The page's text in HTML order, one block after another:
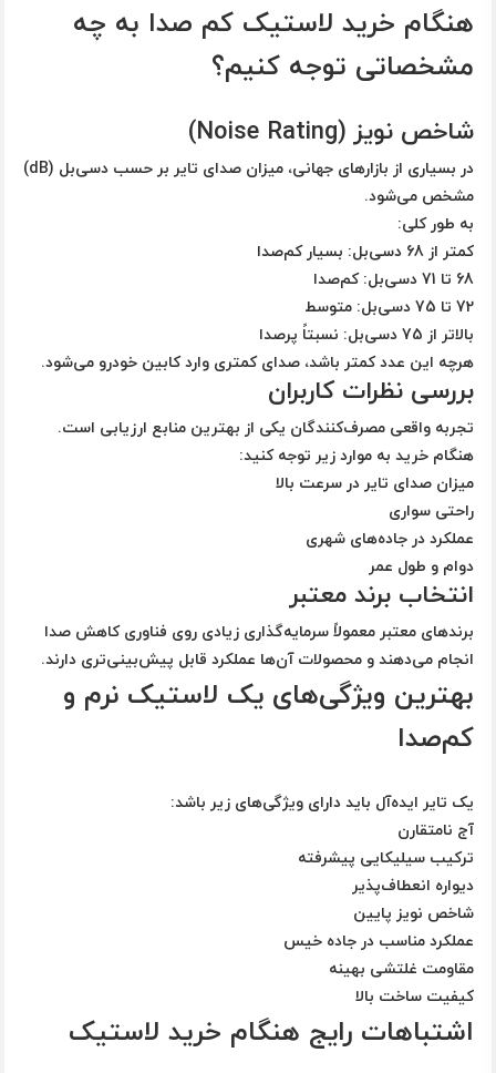
هنگام خرید لاستیک کم‌ صدا به چه
مشخصاتی توجه کنیم؟
شاخص نویز (Noise Rating)
در بسیاری از بازارهای جهانی، میزان صدای تایر بر حسب دسی‌بل (dB)
مشخص می‌شود.
به طور کلی:
کمتر از 68 دسی‌بل: بسیار کم‌صدا
68 تا 71 دسی‌بل: کم‌صدا
72 تا 75 دسی‌بل: متوسط
بالاتر از 75 دسی‌بل: نسبتاً پرصدا
هرچه این عدد کمتر باشد، صدای کمتری وارد کابین خودرو می‌شود.
بررسی نظرات کاربران
تجربه واقعی مصرف‌کنندگان یکی از بهترین منابع ارزیابی است.
هنگام خرید به موارد زیر توجه کنید:
میزان صدای تایر در سرعت بالا
راحتی سواری
عملکرد در جاده‌های شهری
دوام و طول عمر
انتخاب برند معتبر
برندهای معتبر معمولاً سرمایه‌گذاری زیادی روی فناوری کاهش صدا
انجام می‌دهند و محصولات آن‌ها عملکرد قابل پیش‌بینی‌تری دارند.
بهترین ویژگی‌های یک لاستیک نرم و
کم‌صدا
یک تایر ایده‌آل باید دارای ویژگی‌های زیر باشد:
آج نامتقارن
ترکیب سیلیکایی پیشرفته
دیواره انعطاف‌پذیر
شاخص نویز پایین
عملکرد مناسب در جاده خیس
مقاومت غلتشی بهینه
کیفیت ساخت بالا
اشتباهات رایج هنگام خرید لاستیک